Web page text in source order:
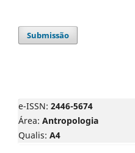
Submissão
e-ISSN: 2446-5674
Área: Antropologia
Qualis: A4